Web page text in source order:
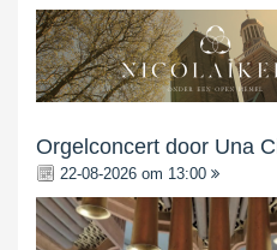
Orgelconcert door Una
22-08-2026 om 13:00